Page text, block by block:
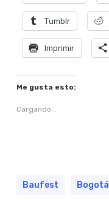
Tumblr
Imprimir
Me gusta esto:
Cargando...
Baufest Bogotá